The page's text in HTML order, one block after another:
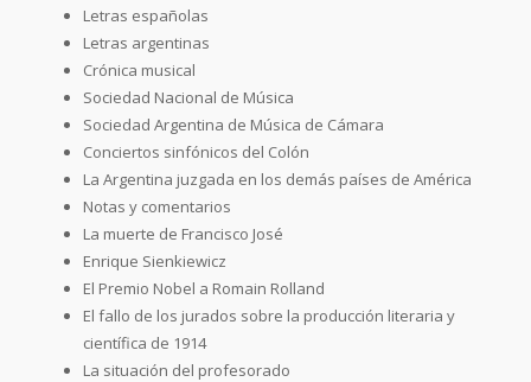
Letras españolas
Letras argentinas
Crónica musical
Sociedad Nacional de Música
Sociedad Argentina de Música de Cámara
Conciertos sinfónicos del Colón
La Argentina juzgada en los demás países de América
Notas y comentarios
La muerte de Francisco José
Enrique Sienkiewicz
El Premio Nobel a Romain Rolland
El fallo de los jurados sobre la producción literaria y
científica de 1914
La situación del profesorado